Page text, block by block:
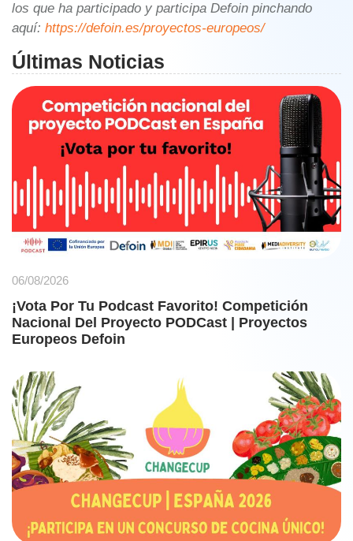
los que ha participado y participa Defoin pinchando
aquí: https://defoin.es/proyectos-europeos/
Últimas Noticias
06/08/2026
¡Vota Por Tu Podcast Favorito! Competición
Nacional Del Proyecto PODCast | Proyectos
Europeos Defoin